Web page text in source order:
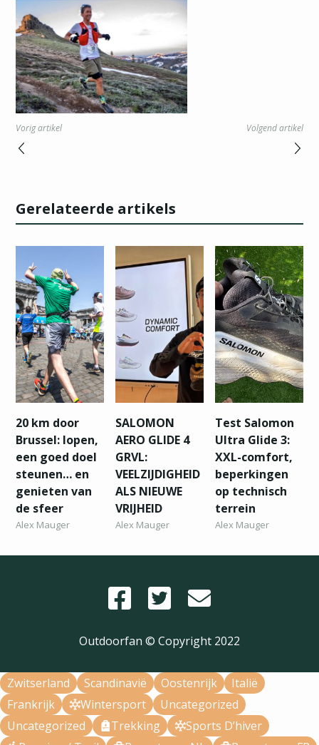
Vorig artikel Volgend artikel
Gerelateerde artikels
20 km door
Brussel: lopen,
een goed doel
steunen… en
genieten van
de sfeer
Alex Mauger
SALOMON
AERO GLIDE 4
GRVL:
VEELZIJDIGHEID
ALS NIEUWE
VRIJHEID
Alex Mauger
Test Salomon
Ultra Glide 3:
XXL-comfort,
beperkingen
op technisch
terrein
Alex Mauger
Outdoorfan © Copyright 2022
Zwitserland Scandinavië Oostenrijk
Italië
Frankrijk
Wintersport
Uncategorized
Uncategorized
Trekking
Sports D’hiver